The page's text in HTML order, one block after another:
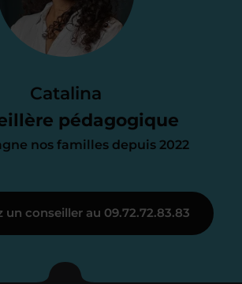
Catalina
pédagogique
nos familles depuis 2022
de maintenant nous
de tout.
présente votre
sous 72
un conseiller au 09.72.72.83.83